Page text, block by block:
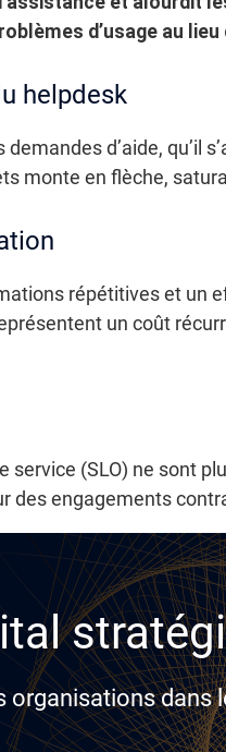
d’usage au lieu
helpdesk
d’aide, qu’il
monte en flèche,
répétitives et un
un coût
(SLO) ne sont
des engagements
dans